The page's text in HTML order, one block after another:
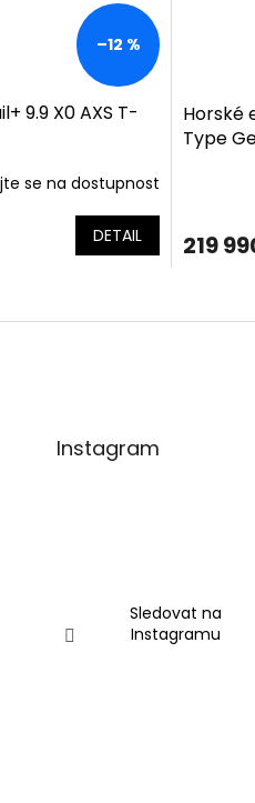
–12 %
9.9 X0 AXS T-
se na dostupnost
DETAIL
Horské
Type
219
Instagram
Sledovat na
Instagramu